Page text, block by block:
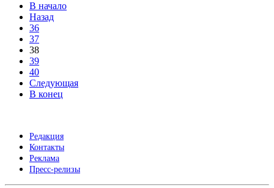
В начало
Назад
36
37
38
39
40
Следующая
В конец
Редакция
Контакты
Реклама
Пресс-релизы